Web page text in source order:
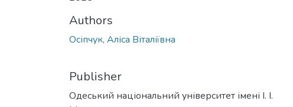
Authors
Осіпчук, Аліса Віталіївна
Publisher
Одеський національний університет імені І. І.